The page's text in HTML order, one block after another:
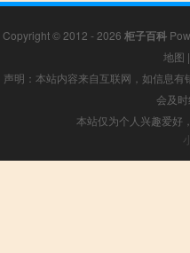
Copyright © 2012 - 2026 柜子百科
地图 |
声明：本站内容来自互联网，如信息
会及
本站仅为个人兴趣爱好